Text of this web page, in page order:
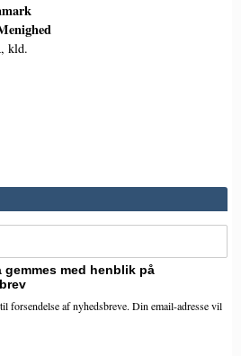
kld.
gemmes med henblik på
til forsendelse af nyhedsbreve. Din email-adresse vil